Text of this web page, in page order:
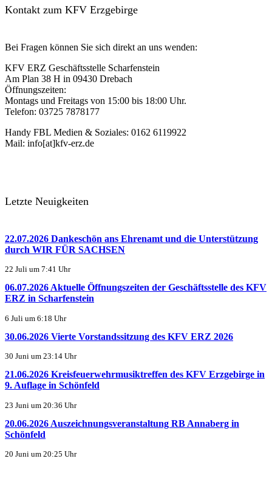
Kontakt zum KFV Erzgebirge
Bei Fragen können Sie sich direkt an uns wenden:
KFV ERZ Geschäftsstelle Scharfenstein
Am Plan 38 H in 09430 Drebach
Öffnungszeiten:
Montags und Freitags von 15:00 bis 18:00 Uhr.
Telefon: 03725 7878177
Handy FBL Medien & Soziales: 0162 6119922
Mail: info[at]kfv-erz.de
Letzte Neuigkeiten
22.07.2026 Dankeschön ans Ehrenamt und die Unterstützung
durch WIR FÜR SACHSEN
22 Juli um 7:41 Uhr
06.07.2026 Aktuelle Öffnungszeiten der Geschäftsstelle des KFV
ERZ in Scharfenstein
6 Juli um 6:18 Uhr
30.06.2026 Vierte Vorstandssitzung des KFV ERZ 2026
30 Juni um 23:14 Uhr
21.06.2026 Kreisfeuerwehrmusiktreffen des KFV Erzgebirge in
9. Auflage in Schönfeld
23 Juni um 20:36 Uhr
20.06.2026 Auszeichnungsveranstaltung RB Annaberg in
Schönfeld
20 Juni um 20:25 Uhr